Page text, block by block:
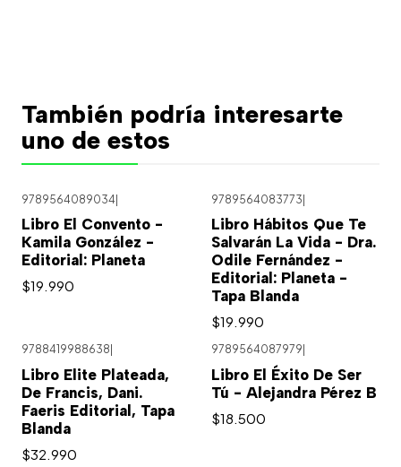
También podría interesarte
uno de estos
9789564089034
Libro El Convento -
Kamila González -
Editorial: Planeta
$19.990
9789564083773
Libro Hábitos Que Te
Salvarán La Vida - Dra.
Odile Fernández -
Editorial: Planeta -
Tapa Blanda
$19.990
9788419988638
Libro Elite Plateada,
De Francis, Dani.
Faeris Editorial, Tapa
Blanda
$32.990
9789564087979
Libro El Éxito De Ser
Tú - Alejandra Pérez B
$18.500